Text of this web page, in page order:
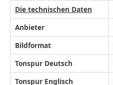
Die technischen Daten
Anbieter
Bildformat
Tonspur Deutsch
Tonspur Englisch